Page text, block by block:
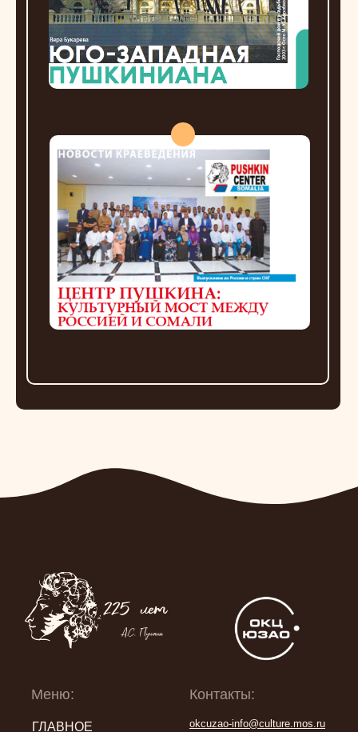
okcuzao-info@culture.mos.ru
Контакты:
ГЛАВНОЕ
Меню: